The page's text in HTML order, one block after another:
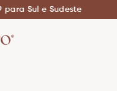
Sul e Sudeste